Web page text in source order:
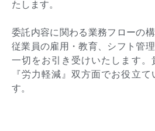
たします。
委託内容に関わる業務フローの
従業員の雇用・教育、シフト管
一切をお引き受けいたします。
『労力軽減』双方面でお役立
す。